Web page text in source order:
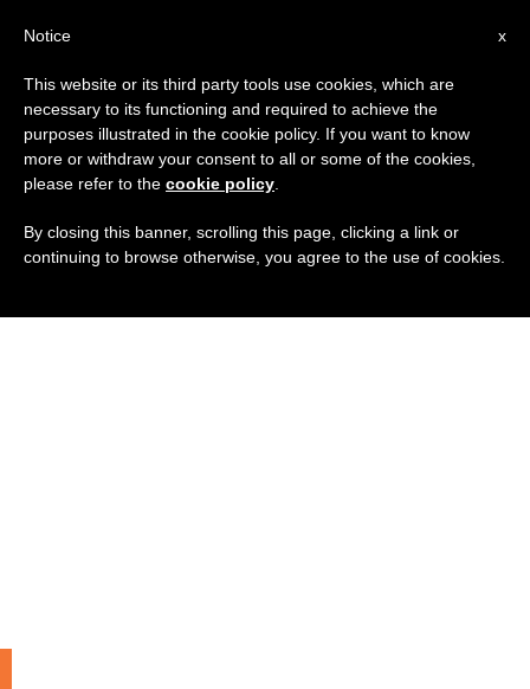
x
Notice
This website or its third party tools use cookies, which are
necessary to its functioning and required to achieve the
purposes illustrated in the cookie policy. If you want to know
more or withdraw your consent to all or some of the cookies,
please refer to the cookie policy
By closing this banner, scrolling this page, clicking a link or
continuing to browse otherwise, you agree to the use of cookies.